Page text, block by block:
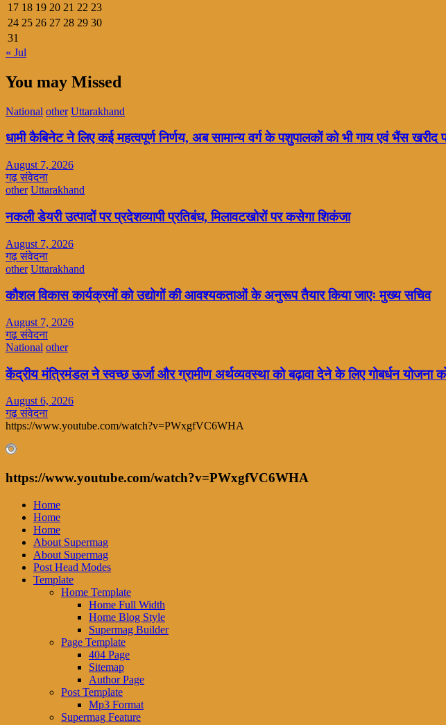
17 18 19 20 21 22 23
24 25 26 27 28 29 30
31
« Jul
You may Missed
National other Uttarakhand
धामी कैबिनेट ने लिए कई महत्वपूर्ण निर्णय, अब सामान्य वर्ग के पशुपालकों को भी गाय एवं भैंस
August 7, 2026
गढ़ संवेदना
other Uttarakhand
नकली डेयरी उत्पादों पर प्रदेशव्यापी प्रतिबंध, मिलावटखोरों पर कसेगा शिकंजा
August 7, 2026
गढ़ संवेदना
other Uttarakhand
कौशल विकास कार्यक्रमों को उद्योगों की आवश्यकताओं के अनुरूप तैयार किया जाएः मुख्य सचिव
August 7, 2026
गढ़ संवेदना
National other
केंद्रीय मंत्रिमंडल ने स्वच्छ ऊर्जा और ग्रामीण अर्थव्यवस्था को बढ़ावा देने के लिए गोबर्धन योजना
August 6, 2026
गढ़ संवेदना
https://www.youtube.com/watch?v=PWxgfVC6WHA
https://www.youtube.com/watch?v=PWxgfVC6WHA
Home
Home
Home
About Supermag
About Supermag
Post Head Modes
Template
Home Template
Home Full Width
Home Blog Style
Supermag Builder
Page Template
404 Page
Sitemap
Author Page
Post Template
Mp3 Format
Supermag Feature